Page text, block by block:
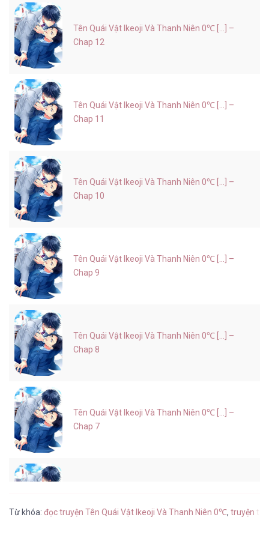
Tên Quái Vật Ikeoji Và Thanh Niên 0℃ [...] –
Chap 12
Tên Quái Vật Ikeoji Và Thanh Niên 0℃ [...] –
Chap 11
Tên Quái Vật Ikeoji Và Thanh Niên 0℃ [...] –
Chap 10
Tên Quái Vật Ikeoji Và Thanh Niên 0℃ [...] –
Chap 9
Tên Quái Vật Ikeoji Và Thanh Niên 0℃ [...] –
Chap 8
Tên Quái Vật Ikeoji Và Thanh Niên 0℃ [...] –
Chap 7
Từ khóa: đọc truyện Tên Quái Vật Ikeoji Và Thanh Niên 0℃, truyện